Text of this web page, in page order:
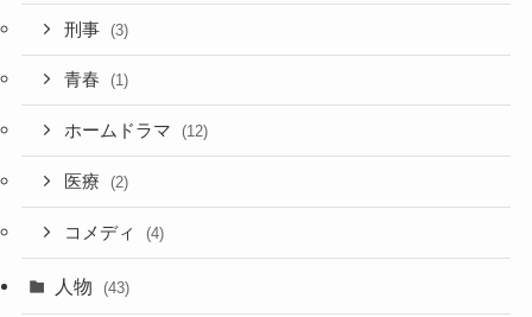
刑事 (3)
青春 (1)
ホームドラマ (12)
医療 (2)
コメディ (4)
人物 (43)